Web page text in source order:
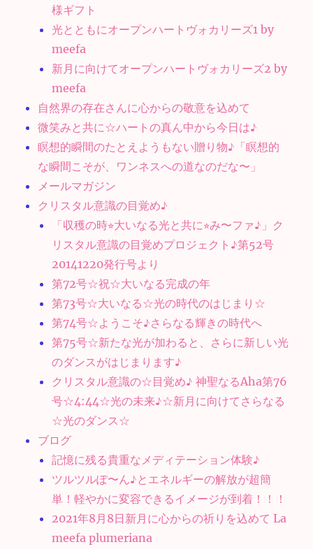
様ギフト
光とともにオープンハートヴォカリーズ1 by
meefa
新月に向けてオープンハートヴォカリーズ2 by
meefa
自然界の存在さんに心からの敬意を込めて
微笑みと共に☆ハートの真ん中から今日は♪
瞑想的瞬間のたとえようもない贈り物♪「瞑想的
な瞬間こそが、ワンネスへの道なのだな〜」
メールマガジン
クリスタル意識の目覚め♪
「収穫の時⭐︎大いなる光と共に⭐︎み〜ファ♪」ク
リスタル意識の目覚めプロジェクト♪第52号
20141220発行号より
第72号☆祝☆大いなる完成の年
第73号☆大いなる☆光の時代のはじまり☆
第74号☆ようこそ♪さらなる輝きの時代へ
第75号☆新たな光が加わると、さらに新しい光
のダンスがはじまります♪
クリスタル意識の☆目覚め♪ 神聖なるAha第76
号☆4:44☆光の未来♪☆新月に向けてさらなる
☆光のダンス☆
ブログ
記憶に残る貴重なメディテーション体験♪
ツルツルぽ〜ん♪とエネルギーの解放が超簡
単！軽やかに変容できるイメージが到着！！！
2021年8月8日新月に心からの祈りを込めて La
meefa plumeriana